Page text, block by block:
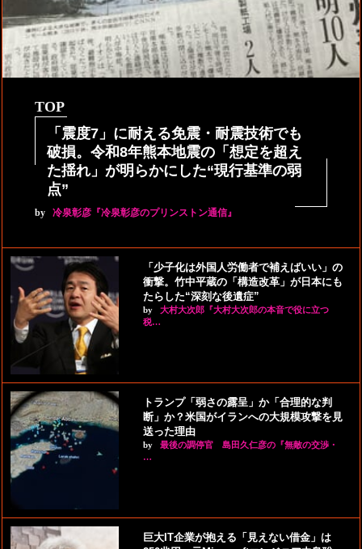
TOP
「震度7」に耐える免震・耐震技術でも
破損。令和8年熊本地震の「想定を超え
た揺れ」が明らかにした“現行基準の弱
点”
by 冷泉彰彦『冷泉彰彦のプリンストン通信』
「少子化は外国人労働者で補えばいい」の
衝撃。竹中平蔵の「構造改革」が日本にも
たらした“深刻な後遺症”
by
大村大次郎『大村大次郎の本音で役に立つ
税…
トランプ「弱さの露呈」か「合理的な判
断」か？米国がイランへの大規模攻撃を見
送った理由
by
最後の調停官 島田久仁彦の『無敵の交渉・
…
巨大IT企業が抱える「見えない借金」は